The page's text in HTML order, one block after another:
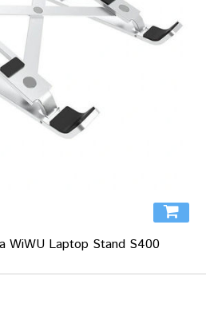
WiWU Laptop Stand S400